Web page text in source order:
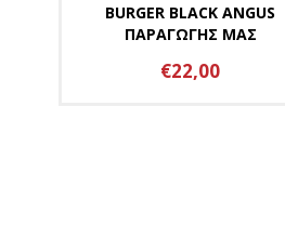
BURGER BLACK ANGUS
ΠΑΡΑΓΩΓΗΣ ΜΑΣ
€22,00